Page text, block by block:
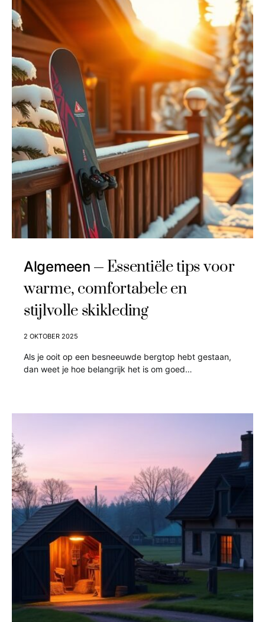
Algemeen
Essentiële tips voor
warme, comfortabele en
stijlvolle skikleding
2 OKTOBER 2025
Als je ooit op een besneeuwde bergtop hebt gestaan,
dan weet je hoe belangrijk het is om goed…